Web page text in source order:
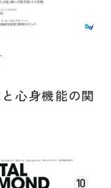
心身機能の関